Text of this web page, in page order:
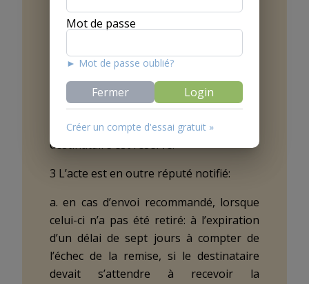
contre accusé de réception.
remis au destinataire, à un de ses
employés ou à une personne de seize
ans au moins vivant dans le même
ménage. L’ordre donné par le tribunal
de notifier l’acte personnellement au
destinataire est réservé.
3 L’acte est en outre réputé notifié:
a. en cas d’envoi recommandé, lorsque
celui-ci n’a pas été retiré: à l’expiration
d’un délai de sept jours à compter de
l’échec de la remise, si le destinataire
devait s’attendre à recevoir la
Mot de passe
► Mot de passe oublié?
Fermer Login
Créer un compte d'essai gratuit »